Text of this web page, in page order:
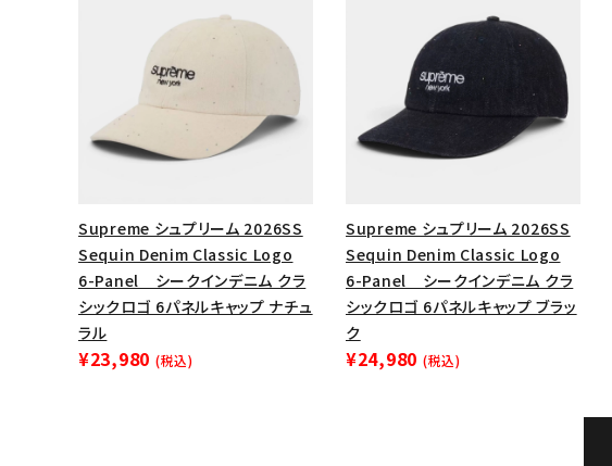
person
Follow us
Supreme シュプリーム 2026SS
Sequin Denim Classic Logo
6-Panel シークインデニム クラ
シックロゴ 6パネルキャップ ナチュ
ラル
¥23,980 (税込)
Supreme シュプリーム 2026SS
Sequin Denim Classic Logo
6-Panel シークインデニム クラ
シックロゴ 6パネルキャップ ブラッ
ク
¥24,980 (税込)